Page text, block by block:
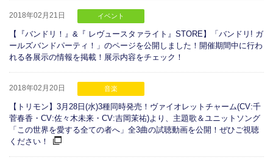
2018年02月21日 イベント
【『バンドリ！』&『 レヴュースタァライト』STORE】「バンドリ! ガ
ールズバンドパーティ！」のページを公開しました！開催期間中に行わ
れる各展示の情報を掲載！展示内容をチェック！
2018年02月20日 音楽
【トリモン】3月28日(水)3種同時発売！ヴァイオレットチャーム(CV:千
菅春香・CV:佐々木未来・CV:吉岡茉祐)より、主題歌＆ユニットソング
「この世界を愛する全ての者へ」全3曲の試聴動画を公開！ぜひご視聴
ください！